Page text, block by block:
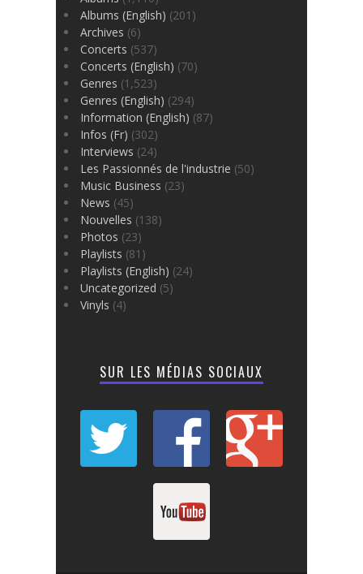
Albums (English) (201)
Archives (6)
Concerts (537)
Concerts (English) (70)
Genres (1,523)
Genres (English) (294)
Information (English) (87)
Infos (Fr) (302)
Interviews (24)
Les Passionnés de l'industrie (50)
Music Business (23)
News (45)
Nouvelles (138)
Photos (23)
Playlists (81)
Playlists (English) (24)
Uncategorized (5)
Vinyls (4)
SUR LES MÉDIAS SOCIAUX